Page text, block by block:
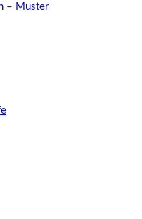
– Muster